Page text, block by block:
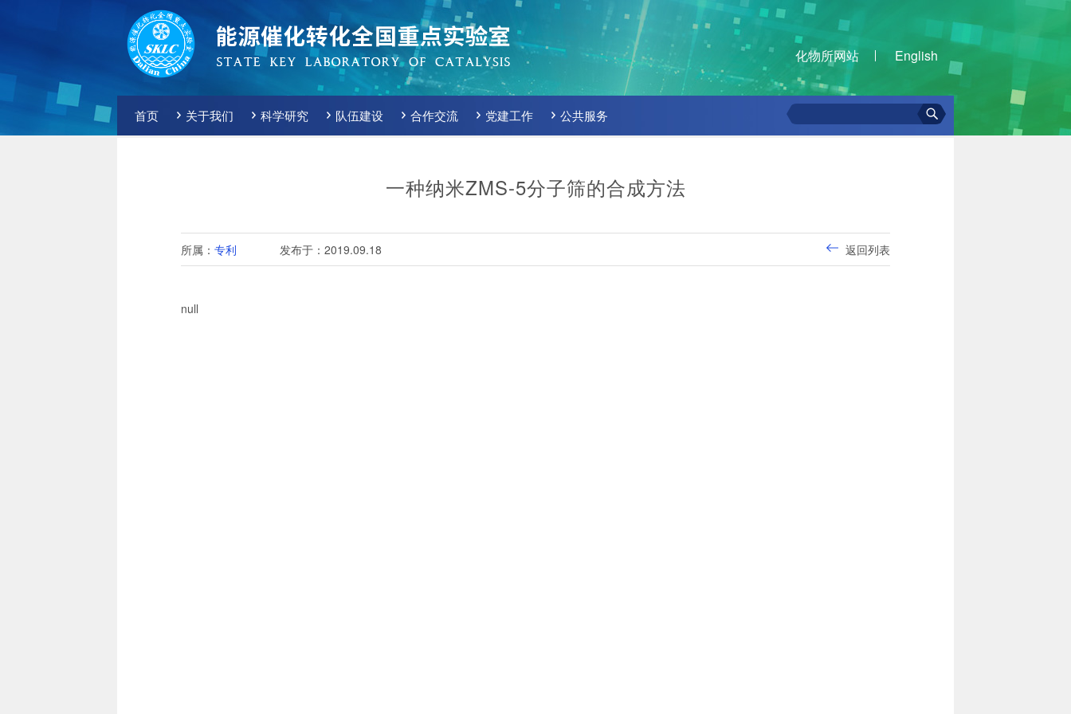
化物所网站 English
首页 关于我们 科学研究 队伍建设 合作交流 党建工作 公共服务
一种纳米ZMS-5分子筛的合成方法
所属： 专利 发布于：2019.09.18 返回列表
null